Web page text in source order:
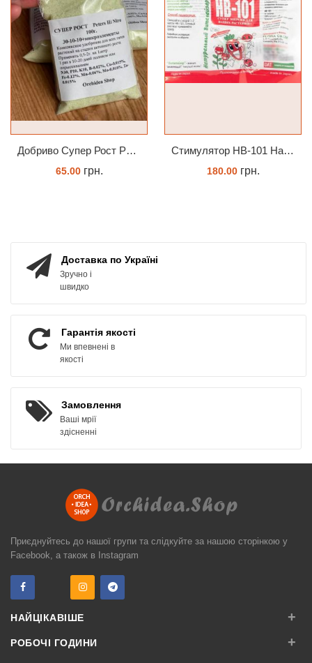
Добриво Супер Рост Peters Hi Nitro 30-10-10 + мікроелементи
65.00грн.
Стимулятор HB-101 Натуральний віталайзер 6 мл
180.00грн.
Доставка по Україні
Зручно і
швидко
Гарантія якості
Ми впевнені в
якості
Замовлення
Ваші мрії
здісненні
Приєднуйтесь до нашої групи та слідкуйте за нашою сторінкою у
Facebook, а також в Instagram
НАЙЦІКАВІШЕ +
РОБОЧІ ГОДИНИ +